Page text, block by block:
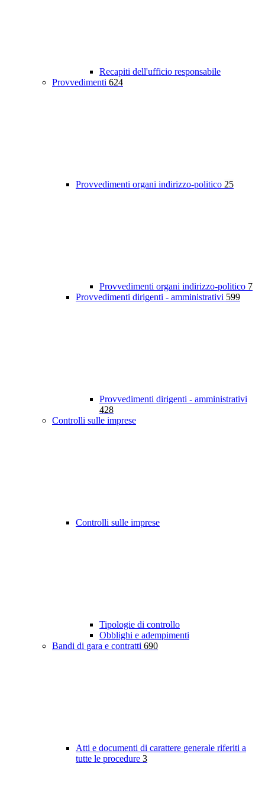
Recapiti dell'ufficio responsabile
Provvedimenti 624
Provvedimenti organi indirizzo-politico 25
Provvedimenti organi indirizzo-politico 7
Provvedimenti dirigenti - amministrativi 599
Provvedimenti dirigenti - amministrativi
428
Controlli sulle imprese
Controlli sulle imprese
Tipologie di controllo
Obblighi e adempimenti
Bandi di gara e contratti 690
Atti e documenti di carattere generale riferiti a
tutte le procedure 3